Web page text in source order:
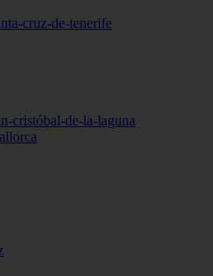
cruz-de-tenerife
cristóbal-de-la-laguna